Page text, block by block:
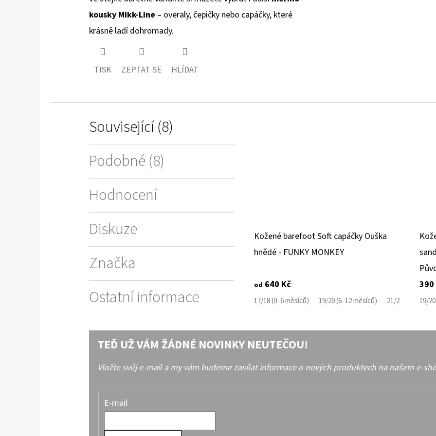
kousky Mikk-Line – overaly, čepičky nebo capáčky, které
krásně ladí dohromady.
TISK ZEPTAT SE HLÍDAT
Související (8)
Podobné (8)
Hodnocení
Diskuze
Značka
Ostatní informace
Kožené barefoot Soft capáčky Ouška
hnědé - FUNKY MONKEY
od 640 Kč
17/18 (0–6 měsíců) 19/20 (6–12 měsíců) 21/22 (12–18
390
19/
TEĎ UŽ VÁM ŽÁDNÉ NOVINKY NEUTEČOU!
Vložte svůj e-mail a my vám budeme zasílat informace o nových produktech na našem e-
E-mail